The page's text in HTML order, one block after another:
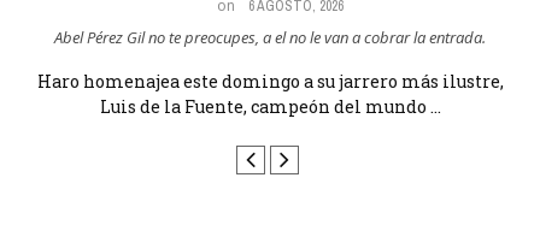
la entrada.
más ilustre,
Maria Angeles Lugel Y que pasa porque le aplaudiera?
Haro homenajea este domingo a su jarrero